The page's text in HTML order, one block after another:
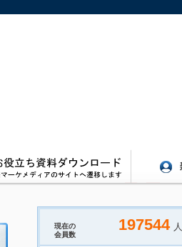
現在の
会員数
197544 人